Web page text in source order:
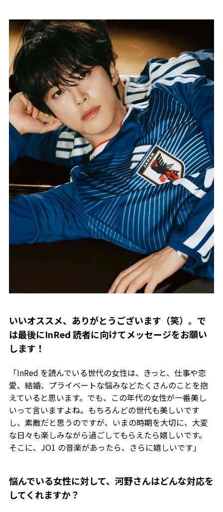
――いいオススメ、ありがとうございます（笑）。で
は最後にInRed 読者に向けてメッセージをお願い
します！
「InRed を読んでいる世代の女性は、きっと、仕事や恋
愛、結婚、プライベートな悩みなどたくさんのことを抱
えていると思います。でも、この年代の女性が一番美し
いって言いますよね。もちろんどの世代も美しいです
し、素敵だと思うのですが、いまの時期を大切に、大変
な日々も楽しみながら過ごしてもらえたら嬉しいです。
そこに、JO1 の音楽があったら、さらに嬉しいです」
――悩んでいる女性に対して、河野さんはどんな対応を
してくれますか？